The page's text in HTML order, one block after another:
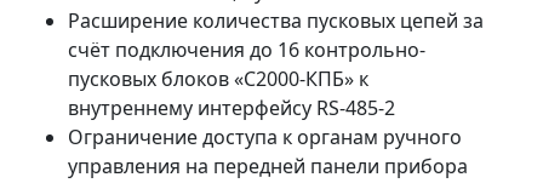
Расширение количества пусковых цепей за
счёт подключения до 16 контрольно-
пусковых блоков «С2000-КПБ» к
внутреннему интерфейсу RS-485-2
Ограничение доступа к органам ручного
управления на передней панели прибора